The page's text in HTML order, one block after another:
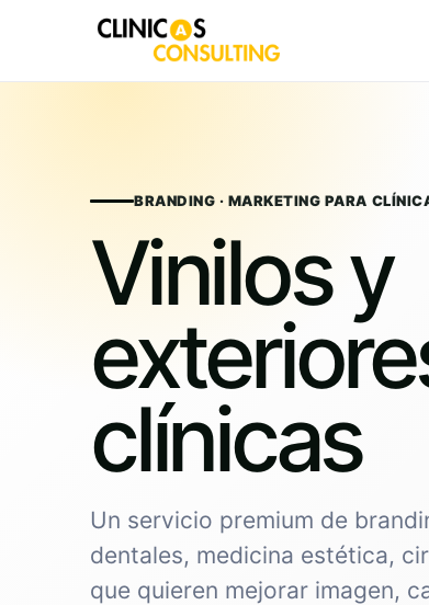
BRANDING · MARKETING PARA
Vinilos y
clínicas
Un servicio premium de
dentales, medicina estética,
que quieren mejorar imagen,